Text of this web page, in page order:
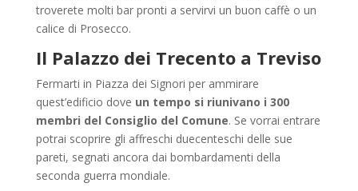
troverete molti bar pronti a servirvi un buon caffè o un
calice di Prosecco.
Il Palazzo dei Trecento a Treviso
Fermarti in Piazza dei Signori per ammirare
quest’edificio dove un tempo si riunivano i 300
membri del Consiglio del Comune. Se vorrai entrare
potrai scoprire gli affreschi duecenteschi delle sue
pareti, segnati ancora dai bombardamenti della
seconda guerra mondiale.